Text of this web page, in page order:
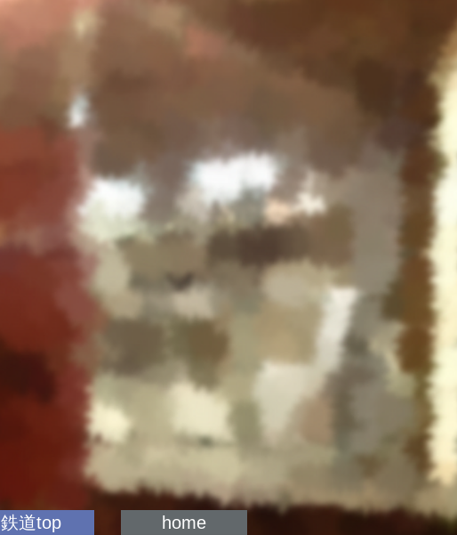
鉄道top home